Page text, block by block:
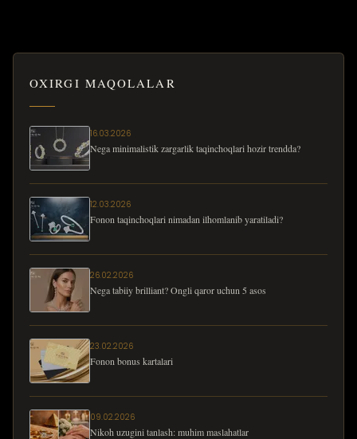
OXIRGI MAQOLALAR
16.03.2026
Nega minimalistik zargarlik taqinchoqlari hozir trendda?
12.03.2026
Fonon taqinchoqlari nimadan ilhomlanib yaratiladi?
26.02.2026
Nega tabiiy brilliant? Ongli qaror uchun 5 asos
23.02.2026
Fonon bonus kartalari
09.02.2026
Nikoh uzugini tanlash: muhim maslahatlar